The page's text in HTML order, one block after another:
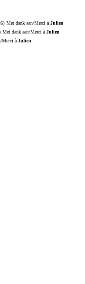
Met dank aan/Merci à Julien
Met dank aan/Merci à Julien
Merci à Julien